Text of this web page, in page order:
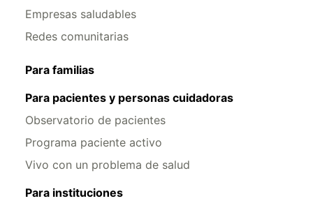
Empresas saludables
Redes comunitarias
Para familias
Para pacientes y personas cuidadoras
Observatorio de pacientes
Programa paciente activo
Vivo con un problema de salud
Para instituciones